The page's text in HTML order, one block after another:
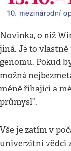
Novinka, o níž
jiná. Je to
genomu. Pokud
možná
méně říhající a
průmysl”.
Vše je zatím v
univerzitní vědci